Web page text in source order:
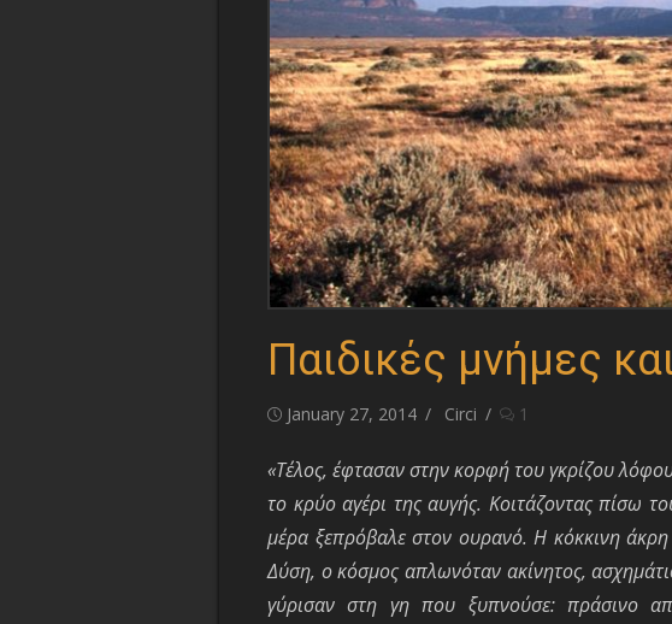
Παιδικές μνήμες
Posted
January 27, 2014 Author
Circi 1
«Τέλος, έφτασαν στην κορφή του γκρίζου
το κρύο αγέρι της αυγής. Κοιτάζοντας πίσω
μέρα ξεπρόβαλε στον ουρανό. Η κόκκινη
Δύση, ο κόσμος απλωνόταν ακίνητος,
γύρισαν στη γη που ξυπνούσε: πράσινο